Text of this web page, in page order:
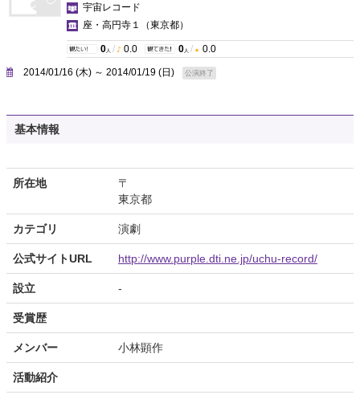
宇宙レコード
座・高円寺１
（東京都）
0 人 / 0.0 0 人 / 0.0
2014/01/16 (木) ～ 2014/01/19 (日) 公演終了
基本情報
所在地
〒
東京都
カテゴリ 演劇
公式サイトURL http://www.purple.dti.ne.jp/uchu-record/
設立 -
受賞歴
メンバー 小林顕作
活動紹介